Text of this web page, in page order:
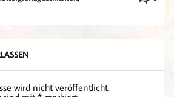
wird nicht veröffentlicht.